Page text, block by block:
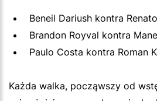
Beneil Dariush kontra
Brandon Royval kontra
Paulo Costa kontra Roman
Każda walka, począwszy od